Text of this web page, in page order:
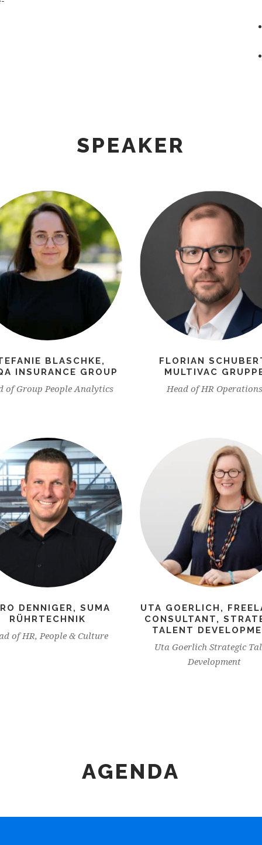
SPEAKER
BLASCHKE,
INSURANCE GROUP
of Group People Analytics
FLORIAN
MULTIVAC
Head of HR Operations
DENNIGER, SUMA
RÜHRTECHNIK
of HR, People & Culture
UTA GOERLICH,
CONSULTANT,
TALENT
Uta Goerlich Strategic
Development
AGENDA